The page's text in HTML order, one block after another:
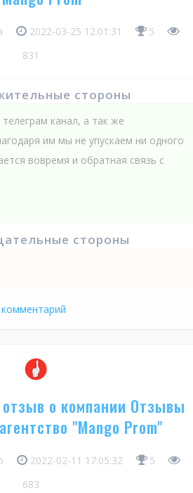
2022-03-25 12:01:31
5
831
стороны
канал, а так же
им мы не упускаем ни одного
вовремя и обратная связь с
стороны
о компании Отзывы
"Mango Prom"
2022-02-11 17:05:32
5
683